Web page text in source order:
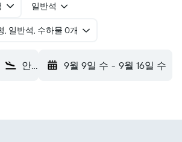
일반석
, 일반석, 수하물 0개
안칭공항 (AQG) 9월 9일 수 - 9월 16일 수